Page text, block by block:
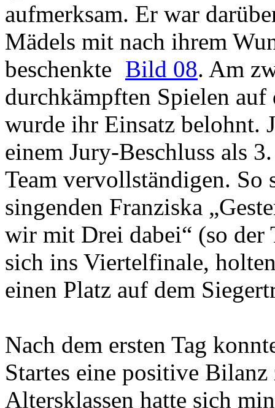
aufmerksam. Er war
Mädels mit nach ihrem
beschenkte Bild 08. Am
durchkämpften Spielen
wurde ihr Einsatz belohnt.
einem Jury-Beschluss als
Team vervollständigen.
singenden Franziska
wir mit Drei dabei“ (so der
sich ins Viertelfinale,
einen Platz auf dem
Nach dem ersten Tag
Startes eine positive
Altersklassen hatte sich